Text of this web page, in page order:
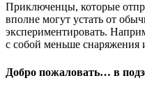
Приключенцы, которые
вполне могут устать от
экспериментировать.
с собой меньше
Добро пожаловать… в